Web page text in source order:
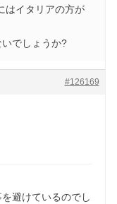
はイタリアの方が
でしょうか?
#126169
避けているのでし